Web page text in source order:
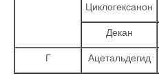
Циклогексанон
Декан
Г Ацетальдегид